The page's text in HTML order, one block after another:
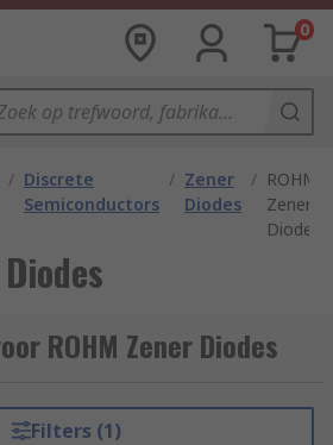
0
/ Discrete
Semiconductors
/ Zener
Diodes
/ ROHM
Zener
Diodes
ROHM Zener Diodes
Filters (1)